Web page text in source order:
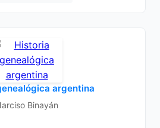
argentina
Binayán